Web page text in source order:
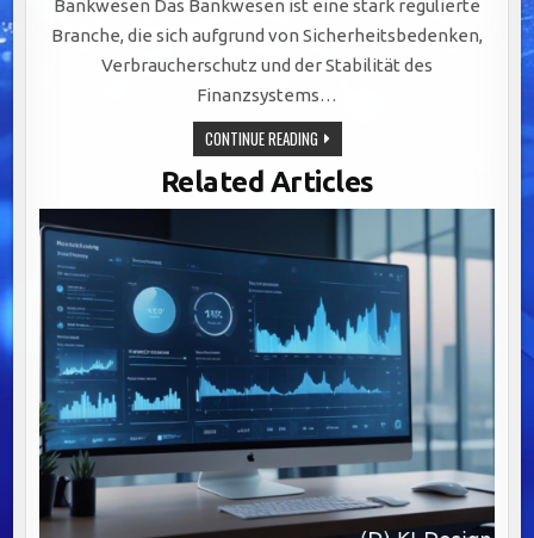
Bankwesen Das Bankwesen ist eine stark regulierte
Branche, die sich aufgrund von Sicherheitsbedenken,
Verbraucherschutz und der Stabilität des
Finanzsystems…
CONTINUE READINGREGULATORISCHE
ANFORDERUNGEN
IM
BANKWESEN:
SCHLÜSSEL
ZU
PROCESS
MANAGEMENT
(BPM)
Related Articles